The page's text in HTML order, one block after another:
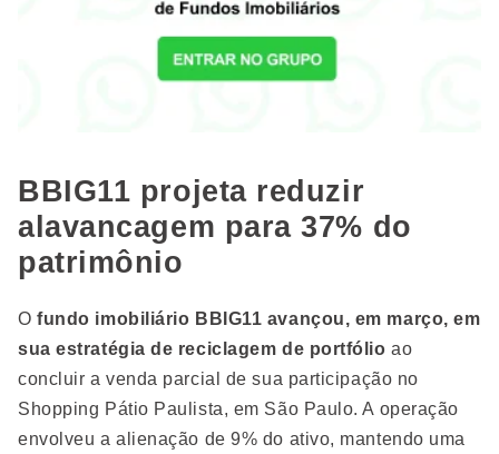
BBIG11 projeta reduzir
alavancagem para 37% do
patrimônio
Ofundo imobiliário BBIG11 avançou, em março, em
sua estratégia de reciclagem de portfólio ao
concluir a venda parcial de sua participação no
Shopping Pátio Paulista, em São Paulo. A operação
envolveu a alienação de 9% do ativo, mantendo uma